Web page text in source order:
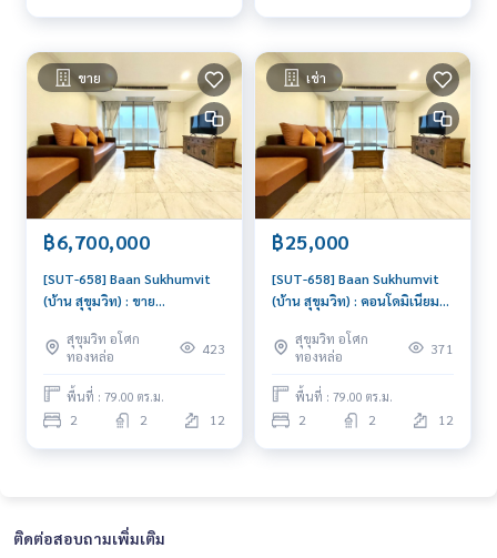
ขาย
฿6,700,000
[SUT-658] Baan Sukhumvit
(บ้าน สุขุมวิท) : ขาย
ทองหล่อ นัดชมได้เลยวันนี้
สุขุมวิท อโศก
ทองหล่อ
423
พื้นที่ : 79.00 ตร.ม.
2 2 12
เช่า
฿25,000
[SUT-658] Baan Sukhumvit
(บ้าน สุขุมวิท) : คอนโดมิเนียมให้
คอนโดอยู่สบาย
สุขุมวิท อโศก
ทองหล่อ
371
พื้นที่ : 79.00 ตร.ม.
2 2 12
ติดต่อสอบถามเพิ่มเติม